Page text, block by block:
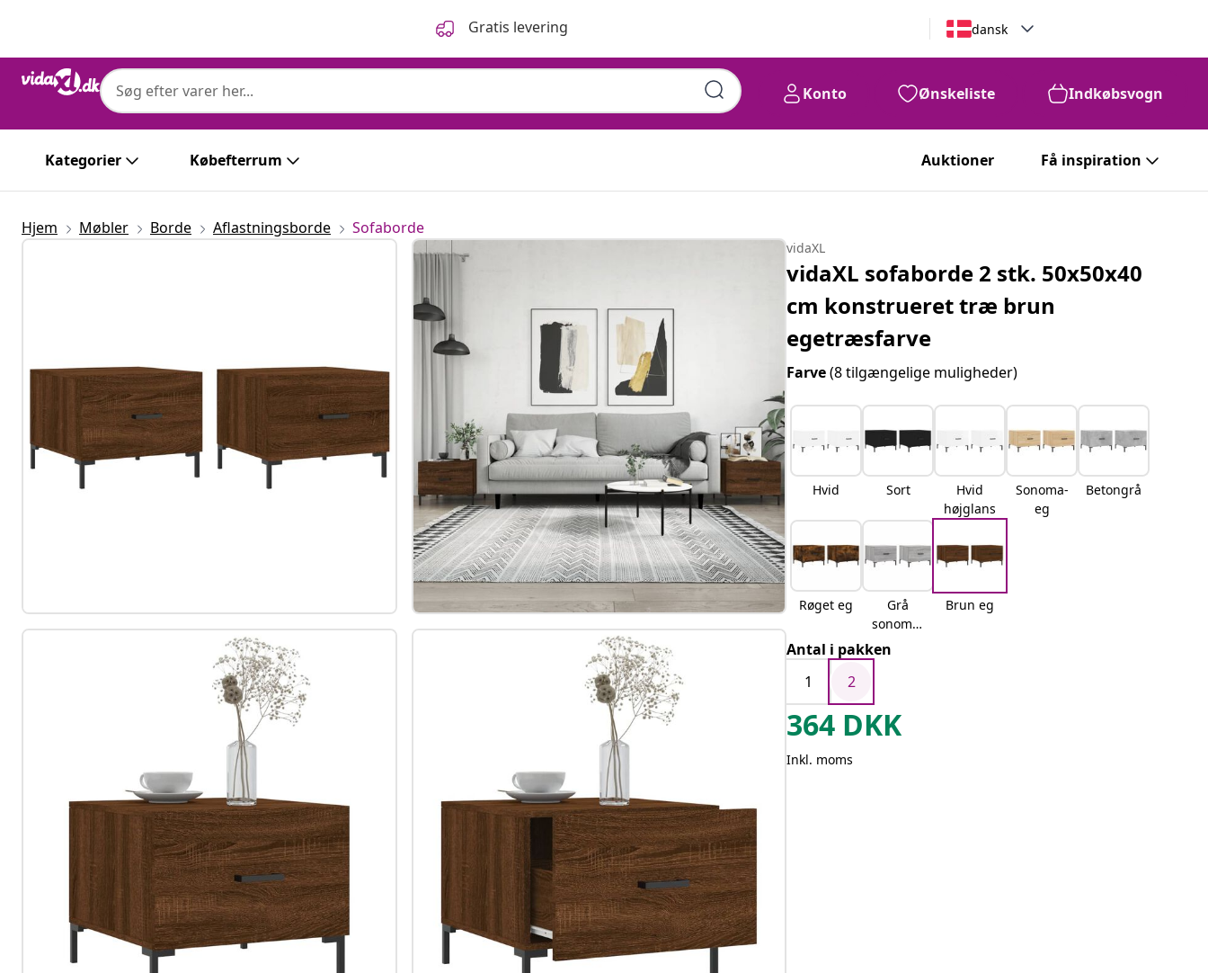
Gratis levering dansk
Konto Ønskeliste Indkøbsvogn
Kategorier Købefterrum Auktioner Få inspiration
Hjem Møbler Borde Aflastningsborde Sofaborde
vidaXL
vidaXL sofaborde 2 stk. 50x50x40
cm konstrueret træ brun
egetræsfarve
Farve(8 tilgængelige muligheder)
Hvid Sort
Hvid
højglans
Sonoma-
eg
Betongrå
Røget eg
Grå
sonoma-
Brun eg
Antal i pakken
1
2
364 DKK
Inkl. moms